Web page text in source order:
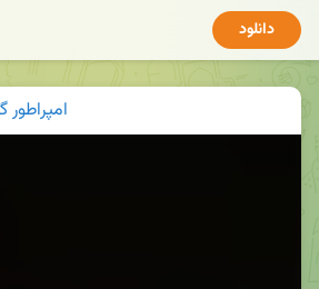
دانلود